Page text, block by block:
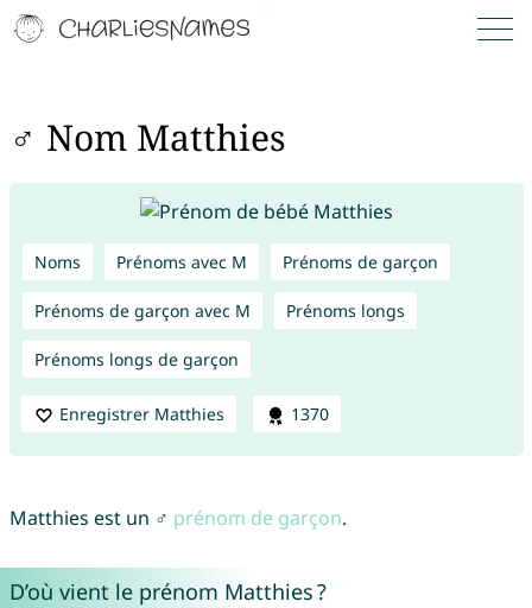
♂ Nom Matthies
Noms Prénoms avec M Prénoms de garçon
Prénoms de garçon avec M Prénoms longs
Prénoms longs de garçon
Enregistrer Matthies 1370
Matthies est un ♂ prénom de garçon.
D’où vient le prénom Matthies ?